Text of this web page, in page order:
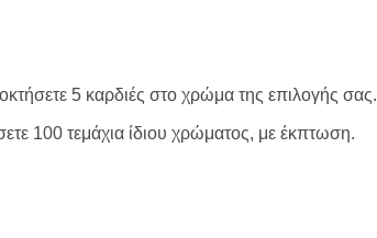
5 καρδιές στο χρώμα της επιλογής σας.
100 τεμάχια ίδιου χρώματος, με έκπτωση.